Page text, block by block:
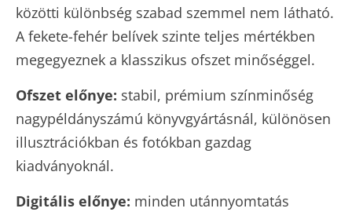
közötti különbség szabad szemmel nem látható.
A fekete-fehér belívek szinte teljes mértékben
megegyeznek a klasszikus ofszet minőséggel.
Ofszet előnye: stabil, prémium színminőség
nagypéldányszámú könyvgyártásnál, különösen
illusztrációkban és fotókban gazdag
kiadványoknál.
Digitális előnye: minden utánnyomtatás